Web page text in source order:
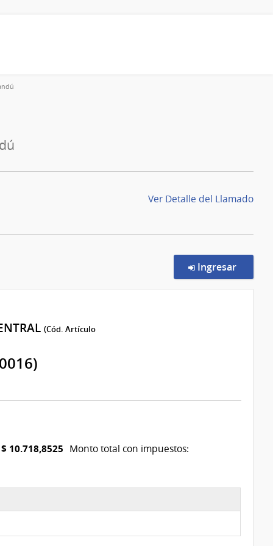
Ver Detalle del Llamado
Ingresar
(Cód. Artículo
$ 10.718,8525 Monto total con impuestos: